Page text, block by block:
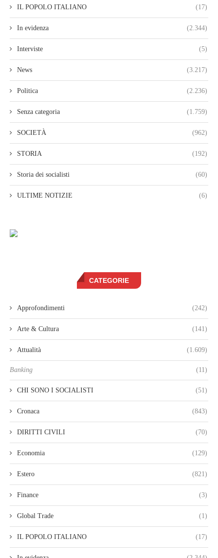
IL POPOLO ITALIANO (17)
In evidenza (2.344)
Interviste (5)
News (3.217)
Politica (2.236)
Senza categoria (1.759)
SOCIETÀ (962)
STORIA (192)
Storia dei socialisti (60)
ULTIME NOTIZIE (6)
CATEGORIE
Approfondimenti (242)
Arte & Cultura (141)
Attualità (1.609)
Banking (11)
CHI SONO I SOCIALISTI (51)
Cronaca (843)
DIRITTI CIVILI (70)
Economia (129)
Estero (821)
Finance (3)
Global Trade (1)
IL POPOLO ITALIANO (17)